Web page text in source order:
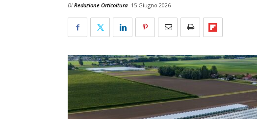
Di Redazione Orticoltura 15 Giugno 2026